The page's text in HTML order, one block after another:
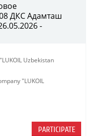
ДКС Адамташ
-
Uzbekistan
"LUKOIL
PARTICIPATE